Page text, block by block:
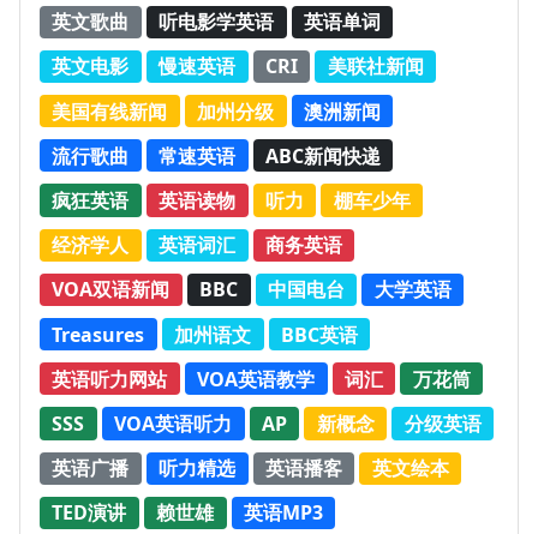
英文歌曲
听电影学英语
英语单词
英文电影
慢速英语 CRI
美联社新闻
美国有线新闻
加州分级
澳洲新闻
流行歌曲
常速英语
ABC新闻快递
疯狂英语
英语读物 听力
棚车少年
经济学人
英语词汇
商务英语
VOA双语新闻
BBC 中国电台
大学英语
Treasures
加州语文
BBC英语
英语听力网站
VOA英语教学 词汇
万花筒
SSS
VOA英语听力 AP 新概念
分级英语
英语广播
听力精选 英语播客
英文绘本
TED演讲
赖世雄 英语MP3